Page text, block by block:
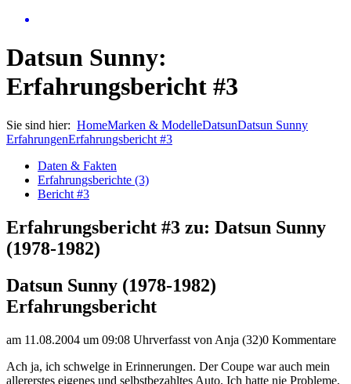
Datsun Sunny:
Erfahrungsbericht #3
Sie sind hier: HomeMarken & ModelleDatsunDatsun Sunny
ErfahrungenErfahrungsbericht #3
Daten & Fakten
Erfahrungsberichte (3)
Bericht #3
Erfahrungsbericht #3 zu: Datsun Sunny
(1978-1982)
Datsun Sunny (1978-1982)
Erfahrungsbericht
am 11.08.2004 um 09:08 Uhrverfasst von Anja (32)0 Kommentare
Ach ja, ich schwelge in Erinnerungen. Der Coupe war auch mein
allererstes eigenes und selbstbezahltes Auto. Ich hatte nie Probleme,